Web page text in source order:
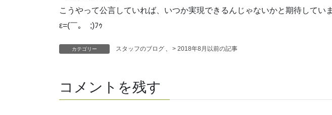
こうやって公言していれば、いつか実現できるんじゃないかと期待していま
ε=(￣｡￣;)ﾌｩ
カテゴリー スタッフのブログ 、 > 2018年8月以前の記事
コメントを残す